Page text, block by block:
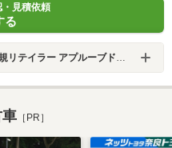
見積依頼
る
ラー アプルーブドセンター箕面
［PR］